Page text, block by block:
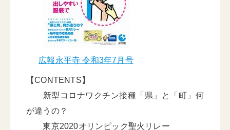
広報永平寺 令和3年7月号
【CONTENTS】
新型コロナワクチン接種「県」と「町」何
が違うの？
東京2020オリンピック聖火リレー